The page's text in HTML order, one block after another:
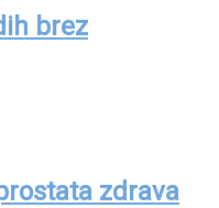
brez
zdrava